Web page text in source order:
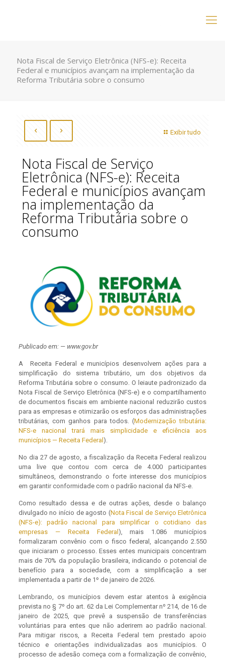
Nota Fiscal de Serviço Eletrônica (NFS-e): Receita
Federal e municípios avançam na implementação da
Reforma Tributária sobre o consumo
Exibir tudo
Nota Fiscal de Serviço
Eletrônica (NFS-e): Receita
Federal e municípios avançam
na implementação da
Reforma Tributária sobre o
consumo
Publicado em: — www.gov.br
A Receita Federal e municípios desenvolvem ações para a
simplificação do sistema tributário, um dos objetivos da
Reforma Tributária sobre o consumo. O leiaute padronizado da
Nota Fiscal de Serviço Eletrônica (NFS-e) e o compartilhamento
de documentos fiscais em ambiente nacional reduzirão custos
para as empresas e otimizarão os esforços das administrações
tributárias, com ganhos para todos. (Modernização tributária:
NFS-e nacional trará mais simplicidade e eficiência aos
municípios — Receita Federal).
No dia 27 de agosto, a fiscalização da Receita Federal realizou
uma live que contou com cerca de 4.000 participantes
simultâneos, demonstrando o forte interesse dos municípios
em garantir conformidade com o padrão nacional da NFS-e.
Como resultado dessa e de outras ações, desde o balanço
divulgado no início de agosto (Nota Fiscal de Serviço Eletrônica
(NFS-e): padrão nacional para simplificar o cotidiano das
empresas — Receita Federal), mais 1.086 municípios
formalizaram convênio com o fisco federal, alcançando 2.550
que iniciaram o processo. Esses entes municipais concentram
mais de 70% da população brasileira, indicando o potencial de
benefício para a sociedade, com a simplificação a ser
implementada a partir de 1º de janeiro de 2026.
Lembrando, os municípios devem estar atentos à exigência
prevista no § 7º do art. 62 da Lei Complementar nº 214, de 16 de
janeiro de 2025, que prevê a suspensão de transferências
voluntárias para entes que não aderirem ao padrão nacional.
Para mitigar riscos, a Receita Federal tem prestado apoio
técnico e orientações individualizadas aos municípios. O
processo de adesão começa com a formalização de convênio,